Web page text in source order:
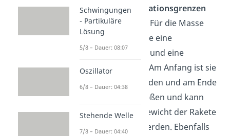
müssen dieIntegrationsgrenzen
bestimmt werden. Für die Masse
gilt, dass die Rakete eine
Anfangsmasse
und eine
Endmasse
hat. Am Anfang ist sie
mit Treibstoff beladen und am Ende
ist dieser ausgestoßen und kann
nicht mehr zum Gewicht der Rakete
hinzugerechnet werden. Ebenfalls
Schwingungen
- Partikuläre
Lösung
5/8 – Dauer: 08:07
Oszillator
6/8 – Dauer: 04:38
Stehende Welle
7/8 – Dauer: 04:40